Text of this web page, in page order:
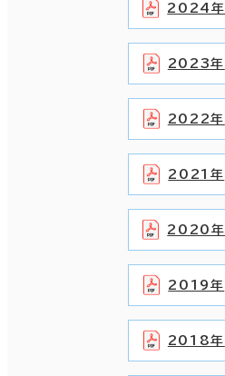
2024年
2023年
2022年
2021年
2020年
2019年
2018年